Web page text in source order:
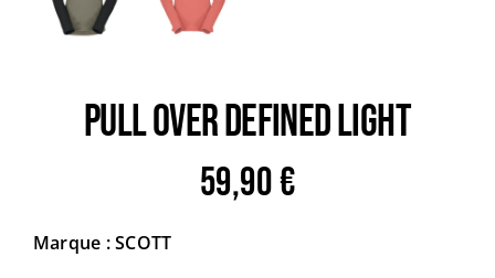
PULL OVER DEFINED LIGHT
59,90€
Marque : SCOTT